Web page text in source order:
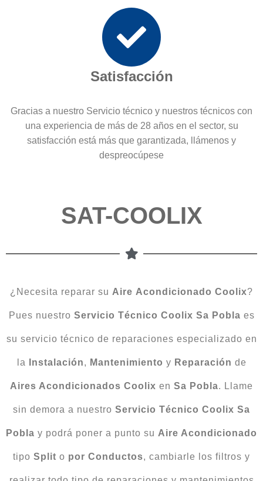
Satisfacción
Gracias a nuestro Servicio técnico y nuestros técnicos con
una experiencia de más de 28 años en el sector, su
satisfacción está más que garantizada, llámenos y
despreocúpese
SAT-COOLIX
¿Necesita reparar su Aire Acondicionado Coolix?
Pues nuestro Servicio Técnico Coolix Sa Pobla es
su servicio técnico de reparaciones especializado en
la Instalación, Mantenimiento y Reparación de
Aires Acondicionados Coolix en Sa Pobla. Llame
sin demora a nuestro Servicio Técnico Coolix Sa
Pobla y podrá poner a punto su Aire Acondicionado
tipo Split o por Conductos, cambiarle los filtros y